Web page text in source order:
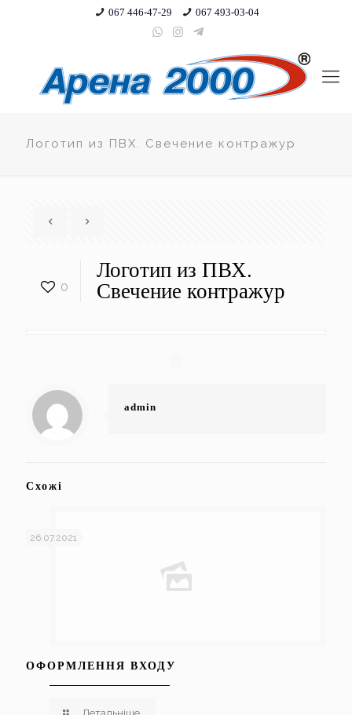
067 446-47-29 067 493-03-04
Логотип из ПВХ. Свечение контражур
0
Логотип из ПВХ.
Свечение контражур
admin
Схожі
26.07.2021
ОФОРМЛЕННЯ ВХОДУ